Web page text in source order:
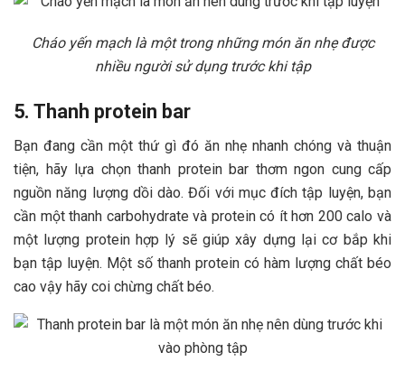
Cháo yến mạch là một trong những món ăn nhẹ được
nhiều người sử dụng trước khi tập
5. Thanh protein bar
Bạn đang cần một thứ gì đó ăn nhẹ nhanh chóng và thuận
tiện, hãy lựa chọn thanh protein bar thơm ngon cung cấp
nguồn năng lượng dồi dào. Đối với mục đích tập luyện, bạn
cần một thanh carbohydrate và protein có ít hơn 200 calo và
một lượng protein hợp lý sẽ giúp xây dựng lại cơ bắp khi
bạn tập luyện. Một số thanh protein có hàm lượng chất béo
cao vậy hãy coi chừng chất béo.